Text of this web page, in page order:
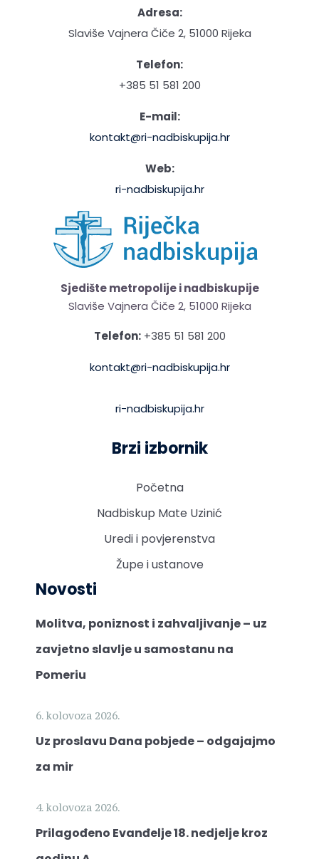
Adresa:
Slaviše Vajnera Čiče 2, 51000 Rijeka
Telefon:
+385 51 581 200
E-mail:
kontakt@ri-nadbiskupija.hr
Web:
ri-nadbiskupija.hr
Sjedište metropolije i nadbiskupije
Slaviše Vajnera Čiče 2, 51000 Rijeka
Telefon:+385 51 581 200
kontakt@ri-nadbiskupija.hr
ri-nadbiskupija.hr
Brzi izbornik
Početna
Nadbiskup Mate Uzinić
Uredi i povjerenstva
Župe i ustanove
Novosti
Molitva, poniznost i zahvaljivanje – uz
zavjetno slavlje u samostanu na
Pomeriu
6. kolovoza 2026.
Uz proslavu Dana pobjede – odgajajmo
za mir
4. kolovoza 2026.
Prilagođeno Evanđelje 18. nedjelje kroz